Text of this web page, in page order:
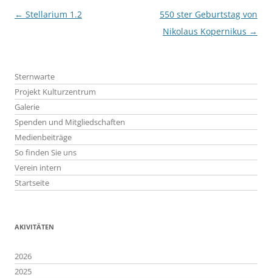
Beitragsnavigation
← Stellarium 1.2
550 ster Geburtstag von
Nikolaus Kopernikus →
Sternwarte
Projekt Kulturzentrum
Galerie
Spenden und Mitgliedschaften
Medienbeiträge
So finden Sie uns
Verein intern
Startseite
AKIVITÄTEN
2026
2025